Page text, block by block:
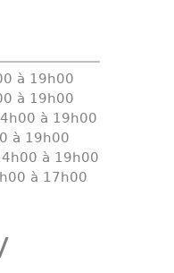
à 19h00
à 19h00
à 19h00
à 19h00
à 19h00
à 17h00